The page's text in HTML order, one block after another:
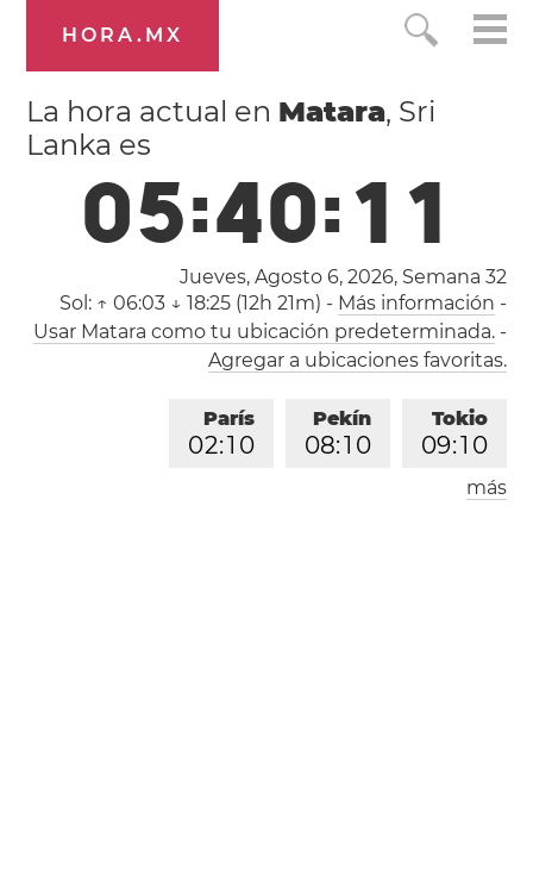
HORA.MX
La hora actual en Matara, Sri
Lanka es
05:40:1 1
Jueves, Agosto 6, 2026, Semana 32
Sol: ↑ 06:03 ↓ 18:25 (12h 21m) - Más información -
Usar Matara como tu ubicación predeterminada.-
Agregar a ubicaciones favoritas.
Tokio
09:1 0
Pekín
08:1 0
París
02:1 0
Londres
más